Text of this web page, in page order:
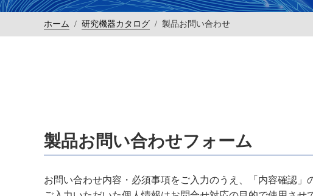
ホーム / 研究機器カタログ / 製品お問い合わせ
製品お問い合わせフォーム
お問い合わせ内容・必須事項をご入力のうえ、「内容確認」